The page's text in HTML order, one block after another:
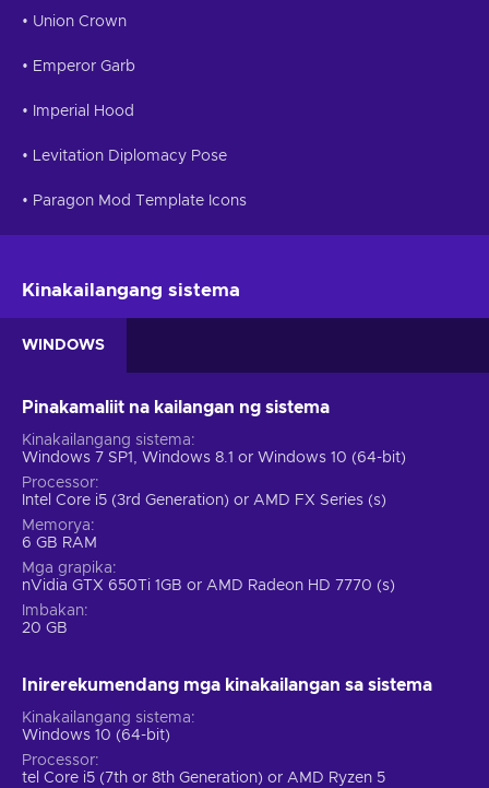
• Union Crown
• Emperor Garb
• Imperial Hood
• Levitation Diplomacy Pose
• Paragon Mod Template Icons
Kinakailangang sistema
WINDOWS
Pinakamaliit na kailangan ng sistema
Kinakailangang sistema
Windows 7 SP1, Windows 8.1 or Windows 10 (64-bit)
Processor
Intel Core i5 (3rd Generation) or AMD FX Series (s)
Memorya
6 GB RAM
Mga grapika
nVidia GTX 650Ti 1GB or AMD Radeon HD 7770 (s)
Imbakan
20 GB
Inirerekumendang mga kinakailangan sa sistema
Kinakailangang sistema
Windows 10 (64-bit)
Processor
tel Core i5 (7th or 8th Generation) or AMD Ryzen 5